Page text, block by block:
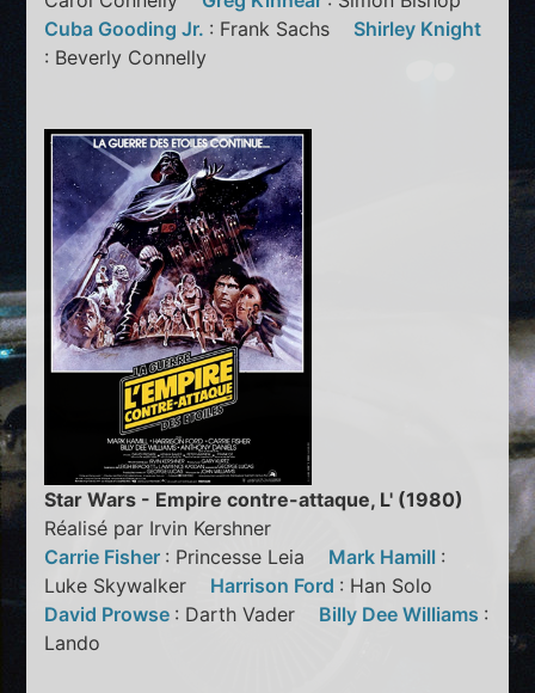
Cuba Gooding Jr. : Frank Sachs Shirley Knight
: Beverly Connelly
Star Wars - Empire contre-attaque, L' (1980)
Réalisé par Irvin Kershner
Carrie Fisher : Princesse Leia Mark Hamill :
Luke Skywalker Harrison Ford : Han Solo
David Prowse : Darth Vader Billy Dee Williams :
Lando